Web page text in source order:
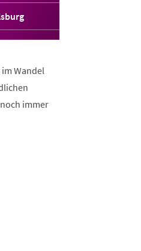
Wandel
immer